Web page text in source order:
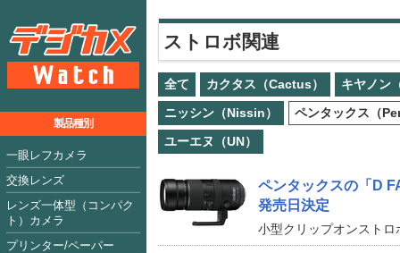
ストロボ関連
全て カクタス（Cactus）
キヤノン
ニッシン（Nissin）
ペンタックス（
ユーエヌ（UN）
ペンタックスの「D
発売日決定
小型クリップオンスト
製品種別
一眼レフカメラ
交換レンズ
レンズ一体型（コンパク
ト）カメラ
プリンター/ペーパー